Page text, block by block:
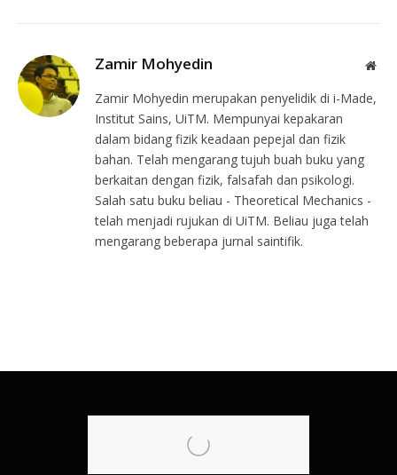
Zamir Mohyedin
Zamir Mohyedin merupakan penyelidik di i-Made,
Institut Sains, UiTM. Mempunyai kepakaran
dalam bidang fizik keadaan pepejal dan fizik
bahan. Telah mengarang tujuh buah buku yang
berkaitan dengan fizik, falsafah dan psikologi.
Salah satu buku beliau - Theoretical Mechanics -
telah menjadi rujukan di UiTM. Beliau juga telah
mengarang beberapa jurnal saintifik.